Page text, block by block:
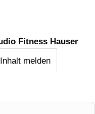
Fitness Hauser
Inhalt melden